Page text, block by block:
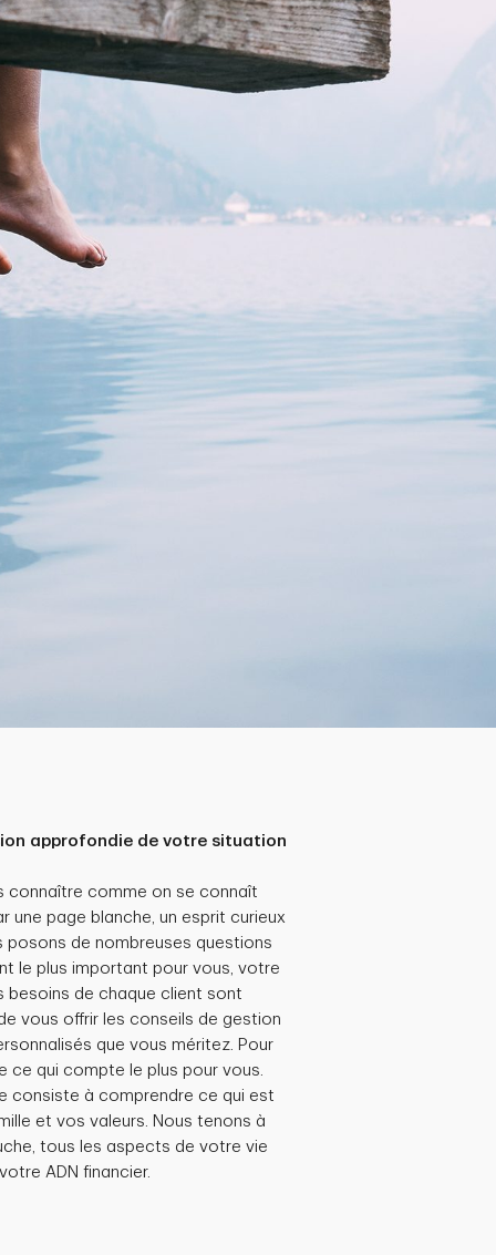
approfondie de votre situation
connaître comme on se connaît
une page blanche, un esprit curieux
posons de nombreuses questions
le plus important pour vous, votre
besoins de chaque client sont
vous offrir les conseils de gestion
que vous méritez. Pour
ce qui compte le plus pour vous.
consiste à comprendre ce qui est
et vos valeurs. Nous tenons à
tous les aspects de votre vie
ADN financier.